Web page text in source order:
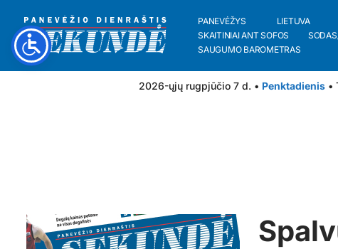
PANEVĖŽYS LIETUVA
SKAITINIAI ANT SOFOS
SAUGUMO BAROMETRAS
2026-ųjų rugpjūčio 7 d. • Penktadienis •